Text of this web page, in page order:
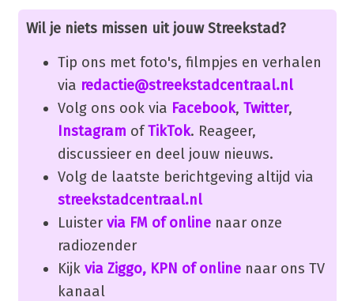
Wil je niets missen uit jouw Streekstad?
Tip ons met foto's, filmpjes en verhalen
via redactie@streekstadcentraal.nl
Volg ons ook via Facebook, Twitter,
Instagram ofTikTok. Reageer,
discussieer en deel jouw nieuws.
Volg de laatste berichtgeving altijd via
streekstadcentraal.nl
Luister via FM of onlinenaar onze
radiozender
Kijk via Ziggo, KPN of onlinenaar ons TV
kanaal